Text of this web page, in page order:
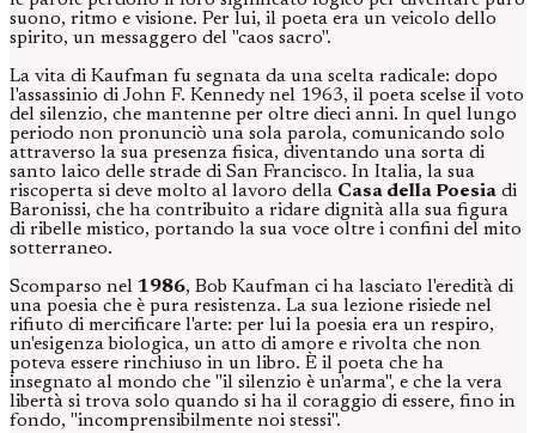
suono, ritmo e visione. Per lui, il poeta era un veicolo dello
spirito, un messaggero del "caos sacro".
La vita di Kaufman fu segnata da una scelta radicale: dopo
l'assassinio di John F. Kennedy nel 1963, il poeta scelse il voto
del silenzio, che mantenne per oltre dieci anni. In quel lungo
periodo non pronunciò una sola parola, comunicando solo
attraverso la sua presenza fisica, diventando una sorta di
santo laico delle strade di San Francisco. In Italia, la sua
riscoperta si deve molto al lavoro della Casa della Poesia di
Baronissi, che ha contribuito a ridare dignità alla sua figura
di ribelle mistico, portando la sua voce oltre i confini del mito
sotterraneo.
Scomparso nel 1986, Bob Kaufman ci ha lasciato l'eredità di
una poesia che è pura resistenza. La sua lezione risiede nel
rifiuto di mercificare l'arte: per lui la poesia era un respiro,
un'esigenza biologica, un atto di amore e rivolta che non
poteva essere rinchiuso in un libro. È il poeta che ha
insegnato al mondo che "il silenzio è un'arma", e che la vera
libertà si trova solo quando si ha il coraggio di essere, fino in
fondo, "incomprensibilmente noi stessi".